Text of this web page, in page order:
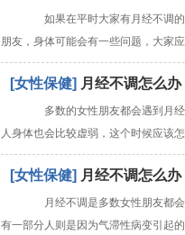
如果在平时大家有月经不调的
朋友，身体可能会有一些问题，大家
[女性保健] 月经不调怎么
多数的女性朋友都会遇到月经
人身体也会比较虚弱，这个时候应该
[女性保健] 月经不调怎么
月经不调是多数女性朋友都会
有一部分人则是因为气滞性病变引起